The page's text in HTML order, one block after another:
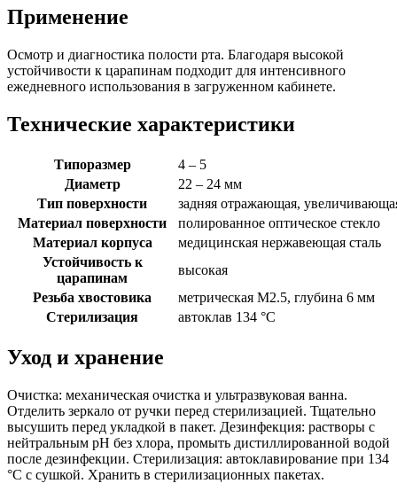
Применение
Осмотр и диагностика полости рта. Благодаря высокой
устойчивости к царапинам подходит для интенсивного
ежедневного использования в загруженном кабинете.
Технические характеристики
Типоразмер
4 – 5
Диаметр
22 – 24 мм
Тип поверхности
задняя отражающая,
Материал поверхности
полированное оптическое стекло
Материал корпуса
медицинская нержавеющая сталь
Устойчивость к
царапинам
высокая
Резьба хвостовика
метрическая M2.5, глубина 6 мм
Стерилизация
автоклав 134 °С
Уход и хранение
Очистка: механическая очистка и ультразвуковая ванна.
Отделить зеркало от ручки перед стерилизацией. Тщательно
высушить перед укладкой в пакет. Дезинфекция: растворы с
нейтральным pH без хлора, промыть дистиллированной водой
после дезинфекции. Стерилизация: автоклавирование при 134
°С с сушкой. Хранить в стерилизационных пакетах.